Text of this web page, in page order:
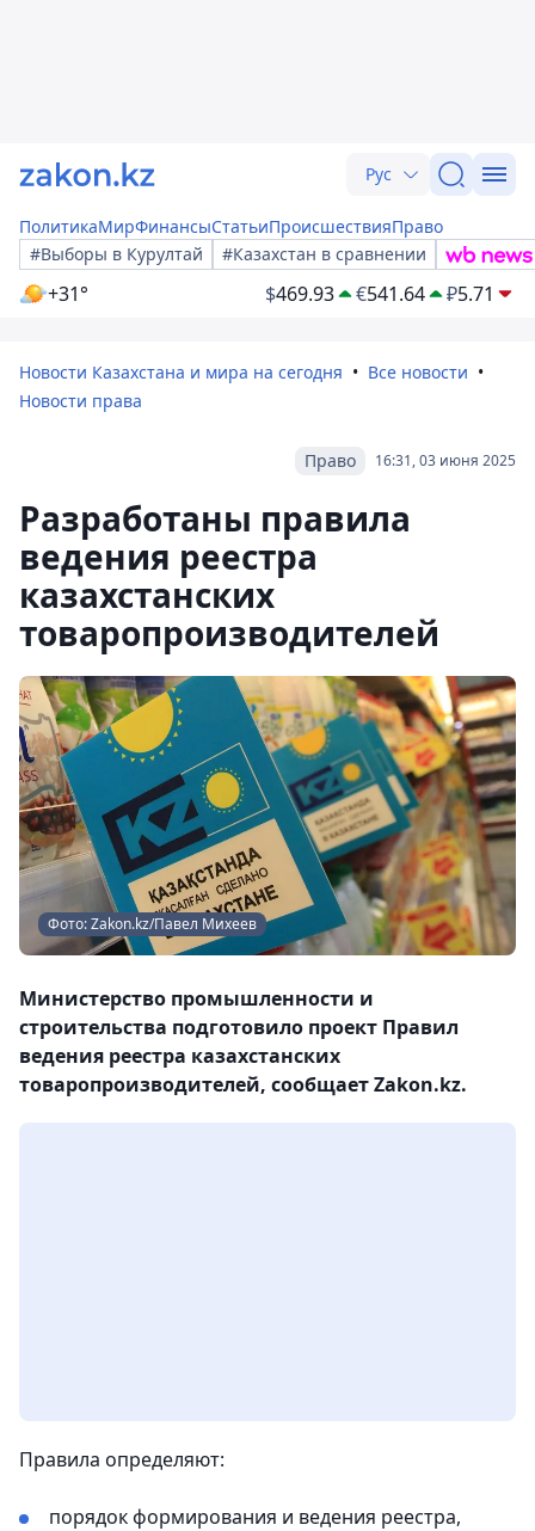
Рус
ПолитикаМирФинансыСтатьиПроисшествияПраво
#Выборы в Курултай
#Казахстан в сравнении
+31° $469.93 €541.64 ₽5.71
Новости Казахстана и мира на сегодня
Все новости
Новости права
16:31, 03 июня 2025
Право
Разработаны правила
ведения реестра
казахстанских
товаропроизводителей
Фото: Zakon.kz/Павел Михеев
Министерство промышленности и
строительства подготовило проект Правил
ведения реестра казахстанских
товаропроизводителей, сообщает Zakon.kz.
Правила определяют:
порядок формирования и ведения реестра,